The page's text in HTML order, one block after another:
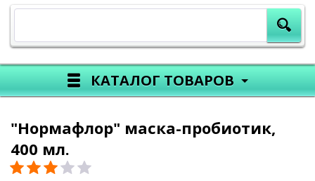
КАТАЛОГ ТОВАРОВ
"Нормафлор" маска-пробиотик,
400 мл.